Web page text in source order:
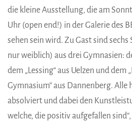
die kleine Ausstellung, die am
Uhr (open end!) in der Galerie des
sehen sein wird. Zu Gast sind
nur weiblich) aus drei Gymnasien:
dem „Lessing“ aus Uelzen und dem
Gymnasium” aus Dannenberg. Alle
absolviert und dabei den
welche, die positiv aufgefallen